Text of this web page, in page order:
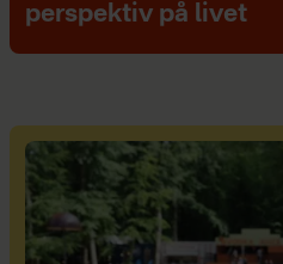
perspektiv på livet